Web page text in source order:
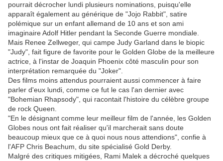
pourrait décrocher lundi plusieurs nominations, puisqu'elle
apparaît également au générique de "Jojo Rabbit", satire
polémique sur un enfant allemand de 10 ans et son ami
imaginaire Adolf Hitler pendant la Seconde Guerre mondiale.
Mais Renee Zellweger, qui campe Judy Garland dans le biopic
"Judy", fait figure de favorite pour le Golden Globe de la meilleure
actrice, à l'instar de Joaquin Phoenix côté masculin pour son
interprétation remarquée du "Joker".
Des films moins attendus pourraient aussi commencer à faire
parler d'eux lundi, comme ce fut le cas l'an dernier avec
"Bohemian Rhapsody", qui racontait l'histoire du célèbre groupe
de rock Queen.
"En le désignant comme leur meilleur film de l'année, les Golden
Globes nous ont fait réaliser qu'il marcherait sans doute
beaucoup mieux que ce à quoi nous nous attendions", confie à
l'AFP Chris Beachum, du site spécialisé Gold Derby.
Malgré des critiques mitigées, Rami Malek a décroché quelques